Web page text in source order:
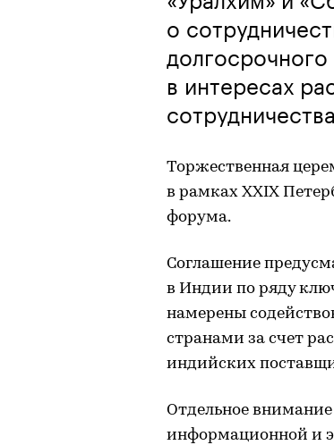
о
в интересах
Торжественная
в рамках XXIX
форума.
Соглашение
в Индии по ряду
намерены
странами за счет
индийских
Отдельное
информационной и